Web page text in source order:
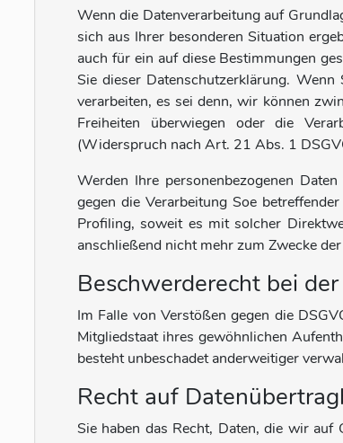
Wenn die Datenverarbeitung auf
sich aus Ihrer besonderen Situation
auch für ein auf diese Bestimmungen
Sie dieser Datenschutzerklärung.
verarbeiten, es sei denn, wir können
Freiheiten überwiegen oder die
(Widerspruch nach Art. 21 Abs. 1
Werden Ihre personenbezogenen
gegen die Verarbeitung Soe
Profiling, soweit es mit solcher
anschließend nicht mehr zum Zwecke
Beschwerderecht bei
Im Falle von Verstößen gegen die
Mitgliedstaat ihres gewöhnlichen
besteht unbeschadet anderweitiger
Recht auf
Sie haben das Recht, Daten, die wir